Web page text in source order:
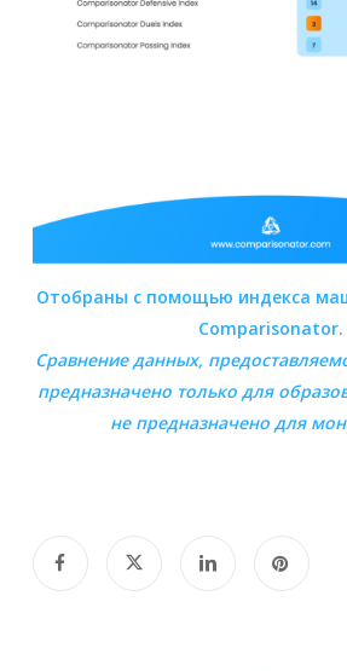
Отобраны с помощью индекса
Comparisonator.
Сравнение данных,
предназначено только для
не предназначено для